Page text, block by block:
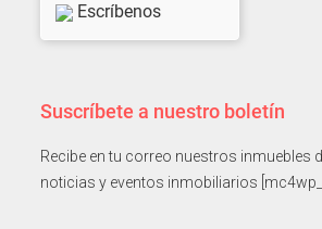
Escríbenos
Suscríbete a nuestro boletín
Recibe en tu correo nuestros inmuebles
noticias y eventos inmobiliarios